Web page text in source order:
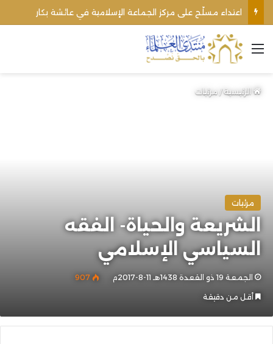
اعتداء مسلّح على مركز الجماعة الإسلامية في عائشة بكار
القائمة
الرئيسية/مرئيات
مرئيات
الشريعة والحياة- الفقه
السياسي الإسلامي
الجمعة 19 ذو القعدة 1438هـ 11-8-2017م 907
أقل من دقيقة